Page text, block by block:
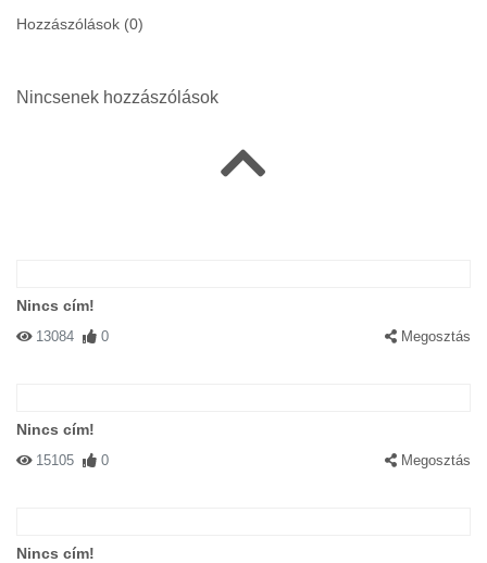
Hozzászólások (0)
Nincsenek hozzászólások
Nincs cím!
13084 0 Megosztás
Nincs cím!
15105 0 Megosztás
Nincs cím!